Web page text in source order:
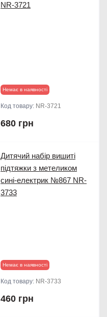
NR-3721
Немає в наявності
Код товару: NR-3721
680 грн
Дитячий набір вишиті
підтяжки з метеликом
сині-електрик №867 NR-
3733
Немає в наявності
Код товару: NR-3733
460 грн